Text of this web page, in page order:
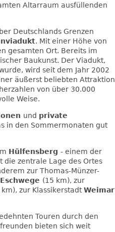
Altarraum ausfüllenden
Deutschlands Grenzen
. Mit einer Höhe von
gesamten Ort. Bereits im
Baukunst. Der Viadukt,
wird seit dem Jahr 2002
äußerst beliebten Attraktion
von über 30.000
Weise.
und private
in den Sommermonaten gut
Hülfensberg - einem der
die zentrale Lage des Ortes
zur Thomas-Münzer-
Eschwege (15 km), zur
km), zur KlassikerstadtWeimar
Touren durch den
bieten sich weit